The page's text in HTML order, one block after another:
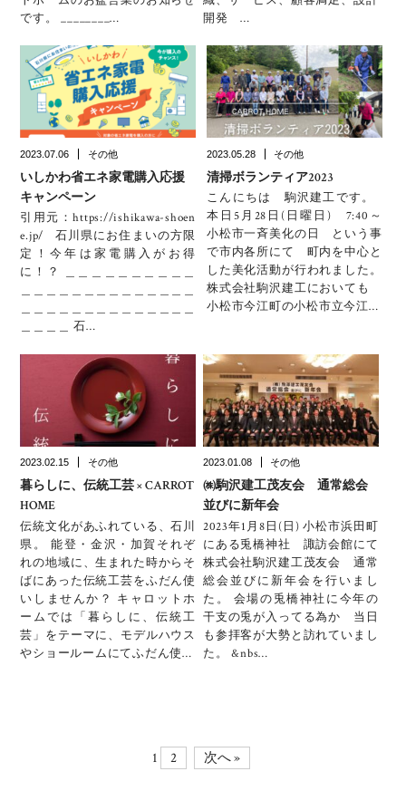
です。 ________…
開発 …
2023.07.06 その他
いしかわ省エネ家電購入応援
キャンペーン
引用元：https://ishikawa-shoen
e.jp/ 石川県にお住まいの方限
定！今年は家電購入がお得
に！？ ＿＿＿＿＿＿＿＿＿＿
＿＿＿＿ 石…
2023.05.28 その他
清掃ボランティア2023
こんにちは 駒沢建工です。
本日5月28日(日曜日) 7:40～
小松市一斉美化の日 という事
で市内各所にて 町内を中心と
した美化活動が行われました。
株式会社駒沢建工においても
小松市今江町の小松市立今江…
2023.02.15 その他
暮らしに、伝統工芸 × CARROT
HOME
伝統文化があふれている、石川
県。 能登・金沢・加賀それぞ
れの地域に、生まれた時からそ
ばにあった伝統工芸をふだん使
いしませんか？ キャロットホ
ームでは「暮らしに、伝統工
芸」をテーマに、モデルハウス
やショールームにてふだん使…
2023.01.08 その他
㈱駒沢建工茂友会 通常総会
並びに新年会
2023年1月8日(日) 小松市浜田町
にある兎橋神社 諏訪会館にて
株式会社駒沢建工茂友会 通常
総会並びに新年会を行いまし
た。 会場の兎橋神社に今年の
干支の兎が入ってる為か 当日
も参拝客が大勢と訪れていまし
た。 &nbs…
1 2 次へ »